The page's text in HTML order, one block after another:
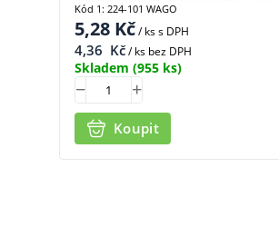
5,28 Kč/ kss DPH
4,36 Kč/ ks bez DPH
Skladem (955 ks)
Koupit
Kód 1: 224-101 WAGO